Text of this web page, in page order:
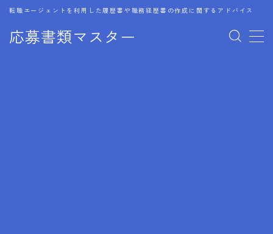
応募書類マスター
転職エージェントを利用した履歴書や職務経歴書の作成に関するアドバイス
MENU